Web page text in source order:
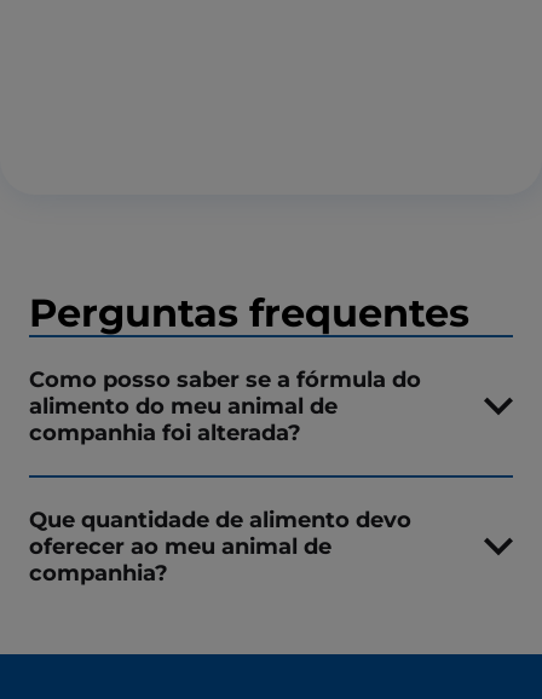
Perguntas frequentes
Como posso saber se a fórmula do
alimento do meu animal de
companhia foi alterada?
Que quantidade de alimento devo
oferecer ao meu animal de
companhia?